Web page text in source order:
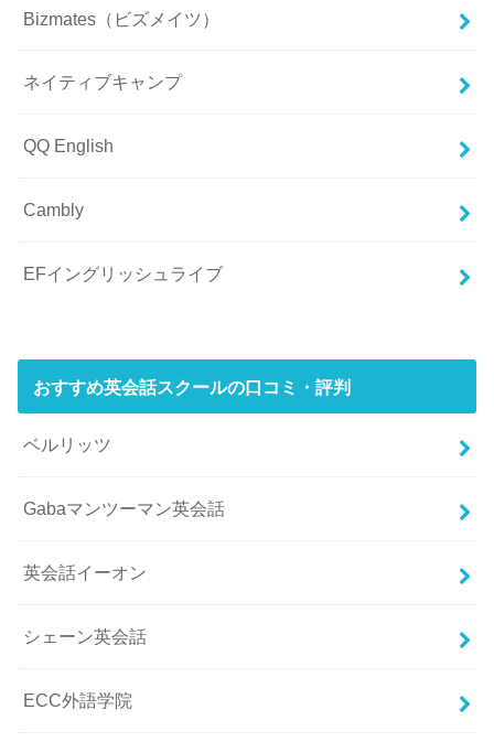
Bizmates（ビズメイツ）
ネイティブキャンプ
QQ English
Cambly
EFイングリッシュライブ
おすすめ英会話スクールの口コミ・評判
ベルリッツ
Gabaマンツーマン英会話
英会話イーオン
シェーン英会話
ECC外語学院